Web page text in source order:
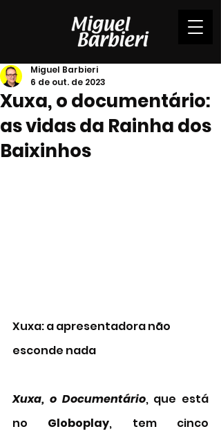
Xuxa, o documentário:
as vidas da Rainha dos
Baixinhos
Miguel Barbieri
6 de out. de 2023
Xuxa: a apresentadora não
esconde nada
Xuxa, o Documentário, que está
no Globoplay, tem cinco